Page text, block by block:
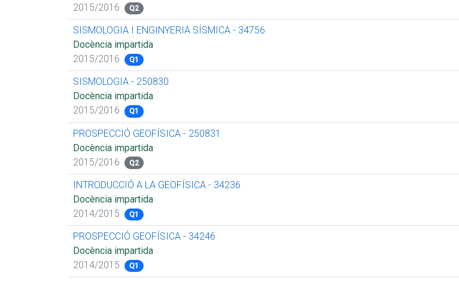
2015/2016
Q2
SISMOLOGIA I ENGINYERIA SÍSMICA - 34756
Docència impartida
2015/2016
Q1
SISMOLOGIA - 250830
Docència impartida
2015/2016
Q1
PROSPECCIÓ GEOFÍSICA - 250831
Docència impartida
2015/2016
Q2
INTRODUCCIÓ A LA GEOFÍSICA - 34236
Docència impartida
2014/2015
Q1
PROSPECCIÓ GEOFÍSICA - 34246
Docència impartida
2014/2015
Q1